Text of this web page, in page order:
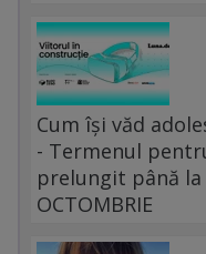
Cum își văd
- Termenul
prelungit până la
OCTOMBRIE